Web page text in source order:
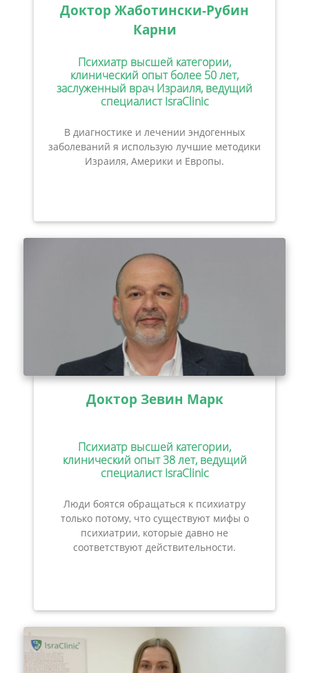
Доктор Жаботински-Рубин
Карни
Психиатр высшей категории,
клинический опыт более 50 лет,
заслуженный врач Израиля, ведущий
специалист IsraClinic
В диагностике и лечении эндогенных
заболеваний я использую лучшие методики
Израиля, Америки и Европы.
Доктор Зевин Марк
Психиатр высшей категории,
клинический опыт 38 лет, ведущий
специалист IsraClinic
Люди боятся обращаться к психиатру
только потому, что существуют мифы о
психиатрии, которые давно не
соответствуют действительности.